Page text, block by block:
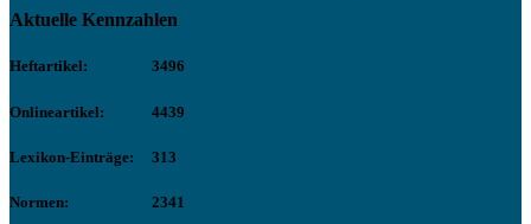
Aktuelle Kennzahlen
Heftartikel: 3496
Onlineartikel: 4439
Lexikon-Einträge: 313
Normen: 2341